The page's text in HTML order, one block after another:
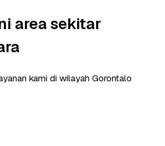
area sekitar
kami di wilayah Gorontalo